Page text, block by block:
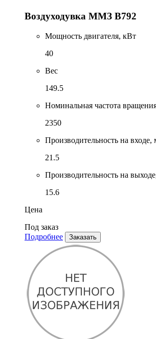
Воздуходувка ММЗ В792
Мощность двигателя, кВт
40
Вес
149.5
Номинальная частота
2350
Производительность на
21.5
Производительность на
15.6
Цена
Под заказ
Подробнее
Заказать